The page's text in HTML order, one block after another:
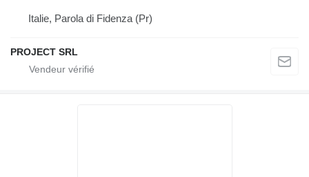
Italie, Parola di Fidenza (Pr)
PROJECT SRL